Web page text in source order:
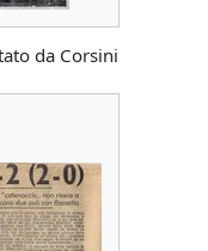
da Corsini